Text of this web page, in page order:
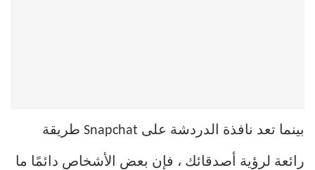
بينما تعد نافذة الدردشة على Snapchat طريقة
رائعة لرؤية أصدقائك ، فإن بعض الأشخاص دائمًا ما